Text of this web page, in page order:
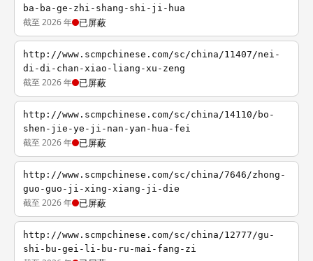
ba-ba-ge-zhi-shang-shi-ji-hua
截至 2026 年 已屏蔽
http://www.scmpchinese.com/sc/china/11407/nei-
di-di-chan-xiao-liang-xu-zeng
截至 2026 年 已屏蔽
http://www.scmpchinese.com/sc/china/14110/bo-
shen-jie-ye-ji-nan-yan-hua-fei
截至 2026 年 已屏蔽
http://www.scmpchinese.com/sc/china/7646/zhong-
guo-guo-ji-xing-xiang-ji-die
截至 2026 年 已屏蔽
http://www.scmpchinese.com/sc/china/12777/gu-
shi-bu-gei-li-bu-ru-mai-fang-zi